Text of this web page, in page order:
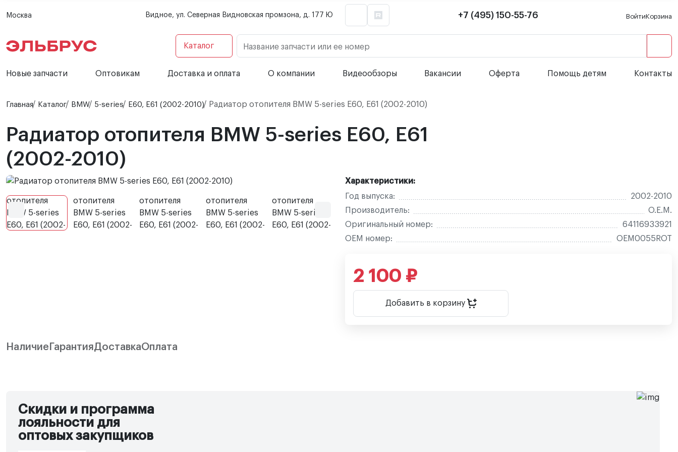
Москва Видное, ул. Северная Видновская промзона, д. 177 Ю +7 (495) 150-55-76 ВойтиКорзина
Каталог Название запчасти или ее номер
Новые запчасти Оптовикам Доставка и оплата О компании Видеообзоры Вакансии Оферта Помощь детям Контакты
Главная Каталог BMW 5-series E60, E61 (2002-2010) Радиатор отопителя BMW 5-series E60, E61 (2002-2010)
Радиатор отопителя BMW 5-series E60, E61
(2002-2010)
Характеристики:
Год выпуска:
2002-2010
Производитель:
O.E.M.
Оригинальный номер:
64116933921
OEM номер:
OEM0055ROT
2 100 ₽
Добавить в корзину
Наличие ГарантияДоставкаОплата
Скидки и программа
лояльности для
оптовых закупщиков